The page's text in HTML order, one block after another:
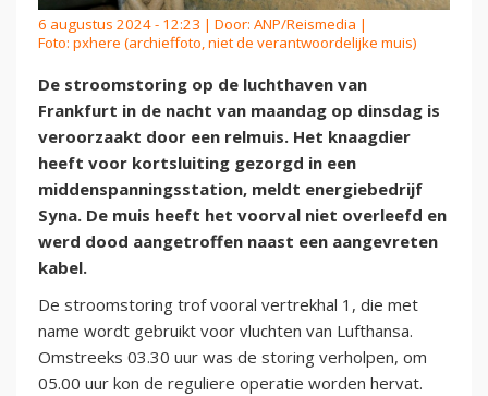
6 augustus 2024 - 12:23 | Door: ANP/Reismedia |
Foto: pxhere (archieffoto, niet de verantwoordelijke muis)
De stroomstoring op de luchthaven van
Frankfurt in de nacht van maandag op dinsdag is
veroorzaakt door een relmuis. Het knaagdier
heeft voor kortsluiting gezorgd in een
middenspanningsstation, meldt energiebedrijf
Syna. De muis heeft het voorval niet overleefd en
werd dood aangetroffen naast een aangevreten
kabel.
De stroomstoring trof vooral vertrekhal 1, die met
name wordt gebruikt voor vluchten van Lufthansa.
Omstreeks 03.30 uur was de storing verholpen, om
05.00 uur kon de reguliere operatie worden hervat.